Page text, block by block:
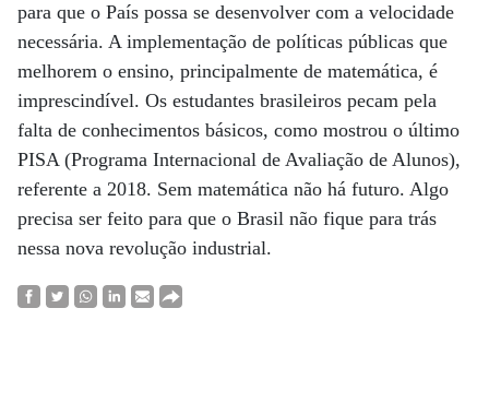
para que o País possa se desenvolver com a velocidade
necessária. A implementação de políticas públicas que
melhorem o ensino, principalmente de matemática, é
imprescindível. Os estudantes brasileiros pecam pela
falta de conhecimentos básicos, como mostrou o último
PISA (Programa Internacional de Avaliação de Alunos),
referente a 2018. Sem matemática não há futuro. Algo
precisa ser feito para que o Brasil não fique para trás
nessa nova revolução industrial.